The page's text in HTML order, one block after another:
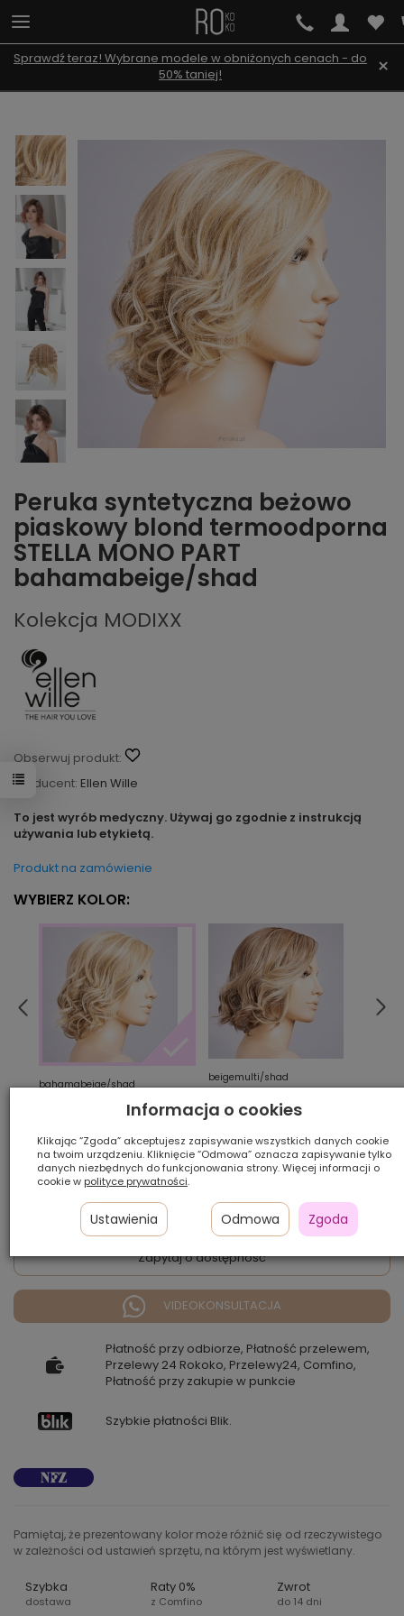
Sprawdź teraz! Wybrane modele w obniżonych cenach - do
50% taniej!
×
Peruka syntetyczna beżowo
piaskowy blond termoodporna
STELLA MONO PART
bahamabeige/shad
Kolekcja MODIXX
Obserwuj produkt:
Producent: Ellen Wille
To jest wyrób medyczny. Używaj go zgodnie z instrukcją
używania lub etykietą.
Produkt na zamówienie
WYBIERZ KOLOR:
bahamabeige/shad
beigemulti/shad
Ilość szt.:
Zapytaj o dostępność
VIDEOKONSULTACJA
Płatność przy odbiorze, Płatność przelewem,
Przelewy 24 Rokoko, Przelewy24, Comfino,
Płatność przy zakupie w punkcie
Szybkie płatności Blik.
Pamiętaj, że prezentowany kolor może różnić się od rzeczywistego
w zależności od ustawień sprzętu, na którym jest wyświetlany.
Szybka
dostawa
Raty 0%
z Comfino
Zwrot
do 14 dni
Informacja o cookies
Klikając “Zgoda” akceptujesz zapisywanie wszystkich danych cookie
na twoim urządzeniu. Kliknięcie “Odmowa” oznacza zapisywanie tylko
danych niezbędnych do funkcjonowania strony. Więcej informacji o
cookie w polityce prywatności.
Ustawienia Odmowa Zgoda